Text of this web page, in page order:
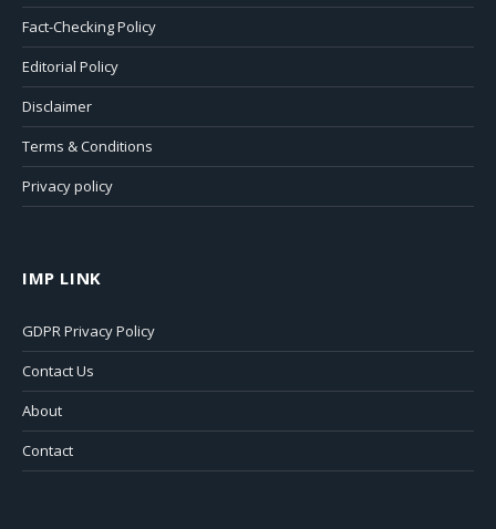
Fact-Checking Policy
Editorial Policy
Disclaimer
Terms & Conditions
Privacy policy
IMP LINK
GDPR Privacy Policy
Contact Us
About
Contact